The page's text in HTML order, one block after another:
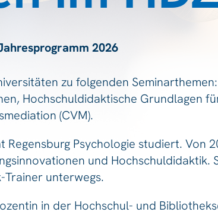
2026
zu folgenden
Hochschuldidaktische Grundlagen
(CVM).
Psychologie studiert. Von
und Hochschuldidaktik.
unterwegs.
in der Hochschul- und